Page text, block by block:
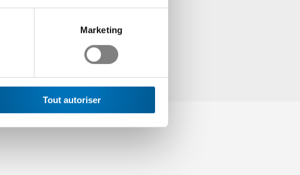
Marketing
Tout autoriser